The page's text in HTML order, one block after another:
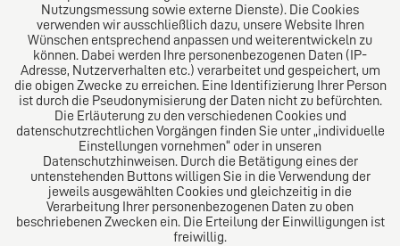
Das europäische Kanzlei-Netzwerk
Nutzungsmessung sowie externe Dienste). Die Cookies
verwenden wir ausschließlich dazu, unsere Website Ihren
Wünschen entsprechend anpassen und weiterentwickeln zu
können. Dabei werden Ihre personenbezogenen Daten (IP-
Adresse, Nutzerverhalten etc.) verarbeitet und gespeichert, um
die obigen Zwecke zu erreichen. Eine Identifizierung Ihrer Person
ist durch die Pseudonymisierung der Daten nicht zu befürchten.
Die Erläuterung zu den verschiedenen Cookies und
datenschutzrechtlichen Vorgängen finden Sie unter „individuelle
Einstellungen vornehmen“ oder in unseren
Datenschutzhinweisen. Durch die Betätigung eines der
untenstehenden Buttons willigen Sie in die Verwendung der
jeweils ausgewählten Cookies und gleichzeitig in die
Verarbeitung Ihrer personenbezogenen Daten zu oben
beschriebenen Zwecken ein. Die Erteilung der Einwilligungen ist
freiwillig.